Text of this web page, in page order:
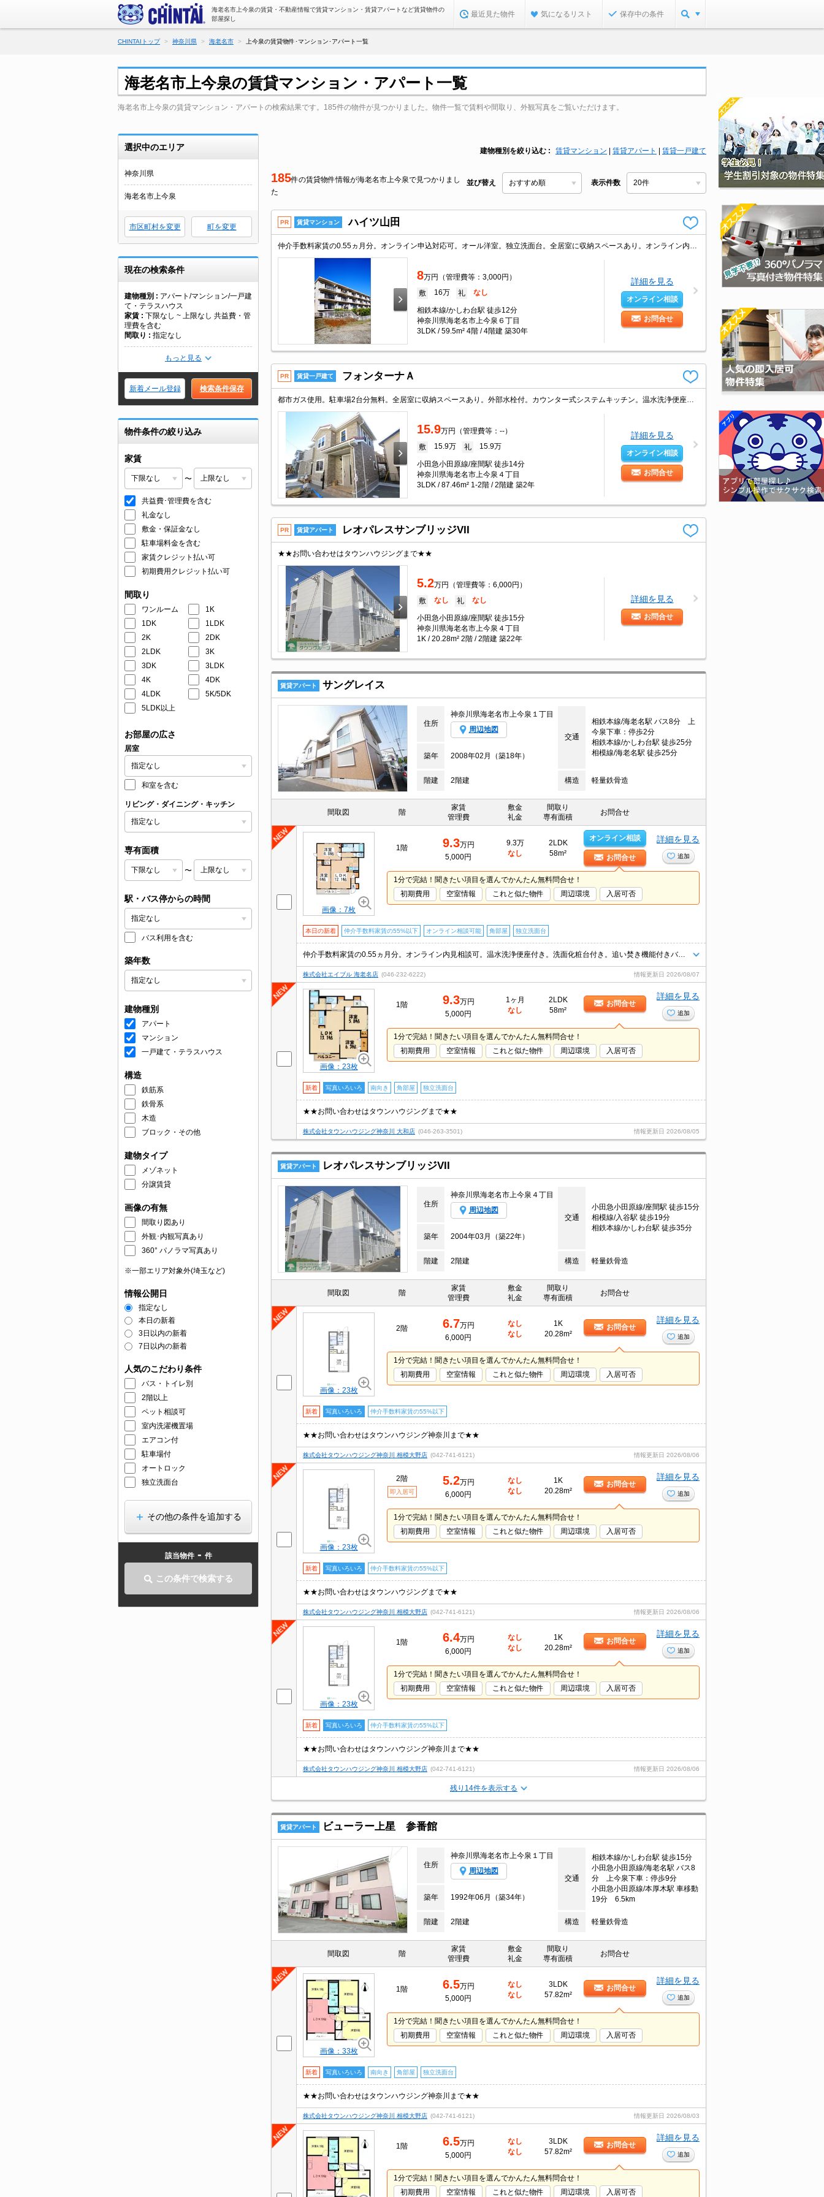
海老名市上今泉の賃貸・不動産情報で賃貸マンション・賃貸アパートなど賃貸物件の
部屋探し
最近見た物件 気になるリスト 保存中の条件
CHINTAIトップ 神奈川県 海老名市 上今泉の賃貸物件･マンション･アパート一覧
海老名市上今泉の賃貸マンション・アパート一覧
海老名市上今泉の賃貸マンション・アパートの検索結果です。185件の物件が見つかりました。物件一覧で賃料や間取り、外観写真をご覧いただけます。
選択中のエリア
神奈川県
海老名市上今泉
市区町村を変更 町を変更
現在の検索条件
建物種別
アパート/マンション/一戸建
て・テラスハウス
家賃
下限なし ~ 上限なし 共益費・管
理費を含む
間取り
指定なし
もっと見る
新着メール登録 検索条件保存
物件条件の絞り込み
家賃
〜
共益費･管理費を含む
礼金なし
敷金・保証金なし
駐車場料金を含む
家賃クレジット払い可
初期費用クレジット払い可
間取り
ワンルーム
1K
1DK
1LDK
2K
2DK
2LDK
3K
3DK
3LDK
4K
4DK
4LDK
5K/5DK
5LDK以上
お部屋の広さ
居室
和室を含む
リビング・ダイニング・キッチン
専有面積
〜
駅・バス停からの時間
バス利用を含む
築年数
建物種別
アパート
マンション
一戸建て・テラスハウス
構造
鉄筋系
鉄骨系
木造
ブロック・その他
建物タイプ
メゾネット
分譲賃貸
画像の有無
間取り図あり
外観･内観写真あり
360° パノラマ写真あり
※一部エリア対象外(埼玉など)
情報公開日
指定なし
本日の新着
3日以内の新着
7日以内の新着
人気のこだわり条件
バス・トイレ別
2階以上
ペット相談可
室内洗濯機置場
エアコン付
駐車場付
オートロック
独立洗面台
その他の条件を追加する
該当物件 - 件
この条件で検索する
建物種別を絞り込む 賃貸マンション 賃貸アパート 賃貸一戸建て
185件の賃貸物件情報が海老名市上今泉で見つかりまし
た
並び替え 表示件数
PR 賃貸マンション ハイツ山田
8万円（管理費等：3,000円）
敷 16万 礼 なし
相鉄本線/かしわ台駅 徒歩12分
神奈川県海老名市上今泉６丁目
3LDK / 59.5m² 4階 / 4階建 築30年
詳細を見る
オンライン相談
お問合せ
PR 賃貸一戸建て フォンターナＡ
15.9万円（管理費等：--）
敷 15.9万 礼 15.9万
小田急小田原線/座間駅 徒歩14分
神奈川県海老名市上今泉４丁目
3LDK / 87.46m² 1-2階 / 2階建 築2年
詳細を見る
オンライン相談
お問合せ
PR 賃貸アパート レオパレスサンブリッジVII
★★お問い合わせはタウンハウジングまで★★
5.2万円（管理費等：6,000円）
敷 なし 礼 なし
小田急小田原線/座間駅 徒歩15分
神奈川県海老名市上今泉４丁目
1K / 20.28m² 2階 / 2階建 築22年
詳細を見る
お問合せ
賃貸アパート サングレイス
住所
神奈川県海老名市上今泉１丁目
周辺地図
交通
相鉄本線/海老名駅 バス8分 上
今泉下車：停歩2分
相鉄本線/かしわ台駅 徒歩25分
相模線/海老名駅 徒歩25分
築年 2008年02月（築18年）
階建 2階建 構造 軽量鉄骨造
間取図 階
家賃
管理費
敷金
礼金
間取り
専有面積
お問合せ
画像：7枚
1階 9.3万円
5,000円
9.3万
なし
2LDK
58m²
オンライン相談
お問合せ
詳細を見る
追加
1分で完結！聞きたい項目を選んでかんたん無料問合せ！
初期費用
空室情報 これと似た物件 周辺環境 入居可否
本日の新着 仲介手数料家賃の55%以下 オンライン相談可能 角部屋 独立洗面台
仲介手数料家賃の0.55ヵ月分。オンライン内見相談可。温水洗浄便座付き。洗面化粧台付き。追い焚き機能付きバス。ガスコンロ設置可。駐車場1台分無料。久しぶりに空きました。
株式会社エイブル 海老名店 (046-232-6222) 情報更新日 2026/08/07
画像：23枚
1階 9.3万円
5,000円
1ヶ月
なし
2LDK
58m²
お問合せ
詳細を見る
追加
1分で完結！聞きたい項目を選んでかんたん無料問合せ！
初期費用
空室情報 これと似た物件 周辺環境 入居可否
新着 写真いろいろ 南向き 角部屋 独立洗面台
★★お問い合わせはタウンハウジングまで★★
株式会社タウンハウジング神奈川 大和店 (046-263-3501) 情報更新日 2026/08/05
賃貸アパート レオパレスサンブリッジVII
住所
神奈川県海老名市上今泉４丁目
周辺地図
交通
小田急小田原線/座間駅 徒歩15分
相模線/入谷駅 徒歩19分
相鉄本線/かしわ台駅 徒歩35分
築年
2004年03月（築22年）
階建 2階建 構造 軽量鉄骨造
間取図 階
家賃
管理費
敷金
礼金
間取り
専有面積
お問合せ
画像：23枚
2階 6.7万円
6,000円
なし
なし
1K
20.28m²
お問合せ
詳細を見る
追加
1分で完結！聞きたい項目を選んでかんたん無料問合せ！
初期費用
空室情報 これと似た物件 周辺環境 入居可否
新着 写真いろいろ 仲介手数料家賃の55%以下
★★お問い合わせはタウンハウジング神奈川まで★★
株式会社タウンハウジング神奈川 相模大野店 (042-741-6121) 情報更新日 2026/08/06
画像：23枚
2階
即入居可
5.2万円
6,000円
なし
なし
1K
20.28m²
お問合せ
詳細を見る
追加
1分で完結！聞きたい項目を選んでかんたん無料問合せ！
初期費用
空室情報 これと似た物件 周辺環境 入居可否
新着 写真いろいろ 仲介手数料家賃の55%以下
★★お問い合わせはタウンハウジングまで★★
株式会社タウンハウジング神奈川 相模大野店 (042-741-6121) 情報更新日 2026/08/06
画像：23枚
1階 6.4万円
6,000円
なし
なし
1K
20.28m²
お問合せ
詳細を見る
追加
1分で完結！聞きたい項目を選んでかんたん無料問合せ！
初期費用
空室情報 これと似た物件 周辺環境 入居可否
新着 写真いろいろ 仲介手数料家賃の55%以下
★★お問い合わせはタウンハウジング神奈川まで★★
株式会社タウンハウジング神奈川 相模大野店 (042-741-6121) 情報更新日 2026/08/06
残り14件を表示する
賃貸アパート ビューラー上星 参番館
住所
神奈川県海老名市上今泉１丁目
周辺地図
交通
相鉄本線/かしわ台駅 徒歩15分
小田急小田原線/海老名駅 バス8
分 上今泉下車：停歩9分
小田急小田原線/本厚木駅 車移動
19分 6.5km
築年 1992年06月（築34年）
階建 2階建 構造 軽量鉄骨造
間取図 階
家賃
管理費
敷金
礼金
間取り
専有面積
お問合せ
画像：33枚
1階 6.5万円
5,000円
なし
なし
3LDK
57.82m²
お問合せ
詳細を見る
追加
1分で完結！聞きたい項目を選んでかんたん無料問合せ！
初期費用
空室情報 これと似た物件 周辺環境 入居可否
新着 写真いろいろ 南向き 角部屋 独立洗面台
★★お問い合わせはタウンハウジング神奈川まで★★
株式会社タウンハウジング神奈川 相模大野店 (042-741-6121) 情報更新日 2026/08/03
1階 6.5万円
5,000円
なし
なし
3LDK
57.82m²
お問合せ
詳細を見る
追加
1分で完結！聞きたい項目を選んでかんたん無料問合せ！
初期費用
空室情報 これと似た物件 周辺環境 入居可否